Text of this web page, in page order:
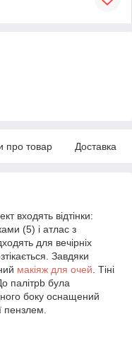
про товар Доставка
входять відтінки:
(5) і атлас з
для вечірніх
Завдяки
макіяж для очей . Тіні
палітрb була
боку оснащений
пензлем.